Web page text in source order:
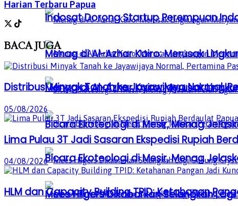
Menag di Al-Azhar Kairo: Merusak
Bicara Ekoteologi di Mesir, Menag
Mees Hilgers Dikabarkan Selangkah
Indosat Dorong Startup Perempuan
Menag di Al-Azhar Kairo: Merusak
Bicara Ekoteologi di Mesir, Menag
Harian Terbaru Papua
BACAJUGA
Distribusi Minyak Tanah ke Jayawijaya Normal,
05/08/2026
Lima Pulau 3T Jadi Sasaran Ekspedisi Rupiah
04/08/2026
HLM dan Capacity Building TPID: Ketahanan